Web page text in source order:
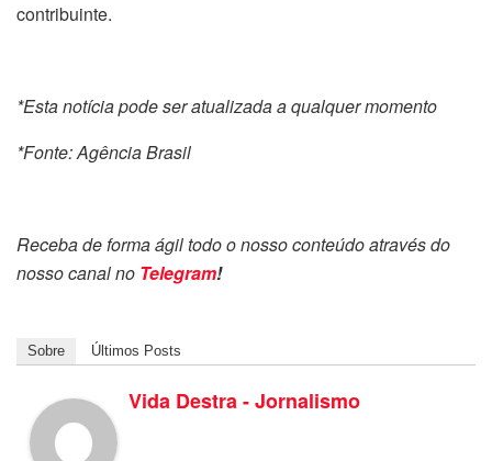
contribuinte.
*Esta notícia pode ser atualizada a qualquer momento
*Fonte: Agência Brasil
Receba de forma ágil todo o nosso conteúdo através do
nosso canal no Telegram!
Sobre Últimos Posts
Vida Destra - Jornalismo